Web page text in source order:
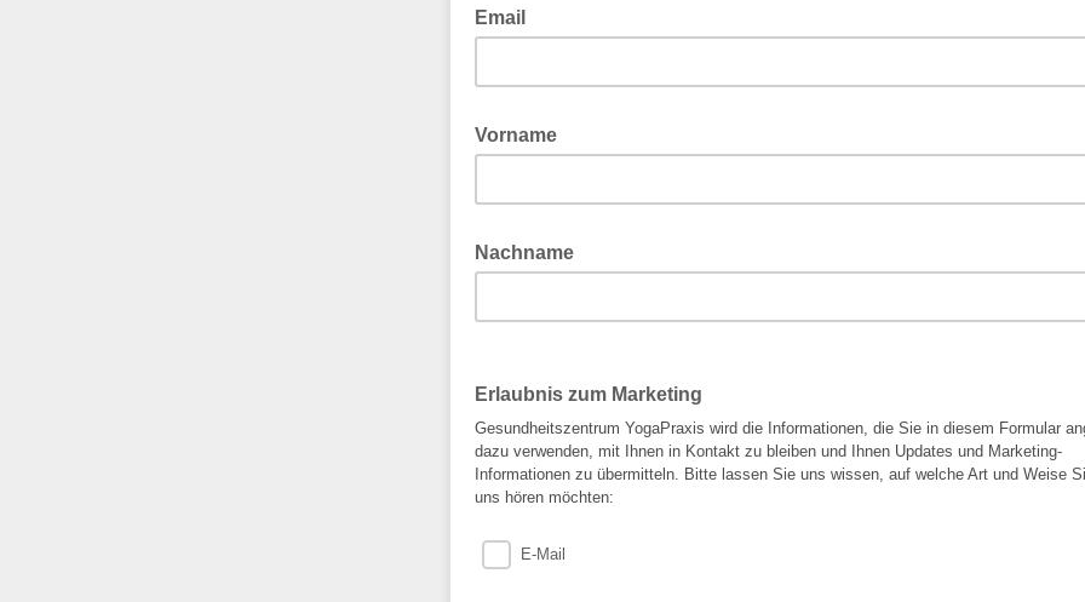
Email
Vorname
Nachname
Erlaubnis zum Marketing
Gesundheitszentrum YogaPraxis wird die Informationen, die Sie in diesem Formular
dazu verwenden, mit Ihnen in Kontakt zu bleiben und Ihnen Updates und Marketing-
Informationen zu übermitteln. Bitte lassen Sie uns wissen, auf welche Art und Weise
uns hören möchten:
E-Mail